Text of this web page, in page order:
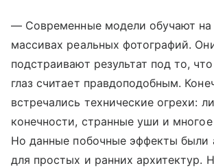
— Современные модели обучают на
массивах реальных фотографий.
подстраивают результат под то,
глаз считает правдоподобным.
встречались технические огрехи:
конечности, странные уши и многое
Но данные побочные эффекты были
для простых и ранних архитектур.